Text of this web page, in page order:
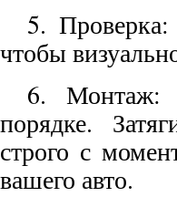
5.
чтобы
6. Монтаж:
порядке.
строго с
вашего авто.